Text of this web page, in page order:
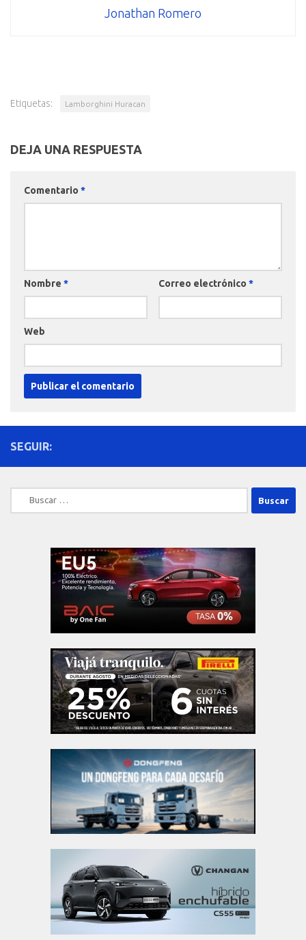
Jonathan Romero
Etiquetas: Lamborghini Huracan
DEJA UNA RESPUESTA
Comentario *
Nombre * Correo electrónico *
Web
SEGUIR:
Buscar: